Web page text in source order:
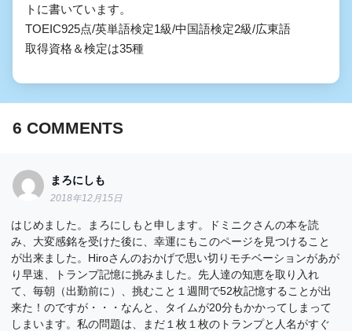
トに書いています。
TOEIC925点/英単語検定1級/中国語検定2級/広東語
取得資格＆検定は35種
6 COMMENTS
まろにしも
2018年12月15日
はじめました。まろにしもと申します。ドミニクさんの本を読
み、大変感銘を受けた後に、幸運にもこのページを見つけること
が出来ました。Hiroさんのおかげで思い切りモチベーションがあが
り早速、トランプ記憶に挑みました。先人達の知恵を取り入れ
て、毎朝（出勤前に）、挑むこと１週間で52枚記憶することが出
来た！のですが・・・なんと、タイムが20分もかかってしまって
しまいます。私の問題は、まだ１枚１枚のトランプと人名がすぐ